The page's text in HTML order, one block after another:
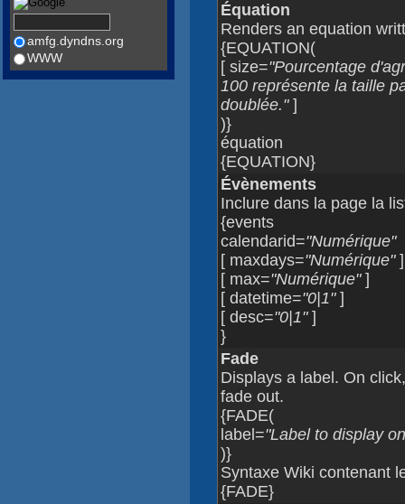
Équation
Renders an equation
{EQUATION(
[ size="Pourcentage
100 représente la taille
doublée."]
)}
équation
{EQUATION}
Évènements
Inclure dans la page la
{events
calendarid="Numérique"
[ maxdays="Numérique"]
[ max="Numérique"]
[ datetime="0|1"]
[ desc="0|1"]
}
Fade
Displays a label. On
fade out.
{FADE(
label="Label to display
)}
Syntaxe Wiki contenant
{FADE}
amfg.dyndns.org
WWW